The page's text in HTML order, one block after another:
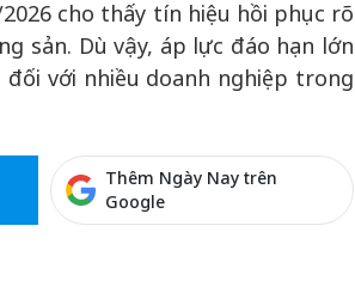
cho thấy tín hiệu hồi phục rõ
sản. Dù vậy, áp lực đáo hạn lớn
với nhiều doanh nghiệp trong
Thêm Ngày Nay trên
Google